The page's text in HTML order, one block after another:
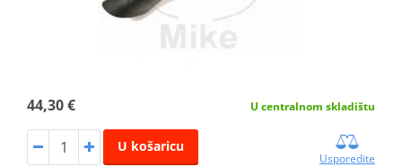
44,30 € U centralnom skladištu
U košaricu
Usporedite